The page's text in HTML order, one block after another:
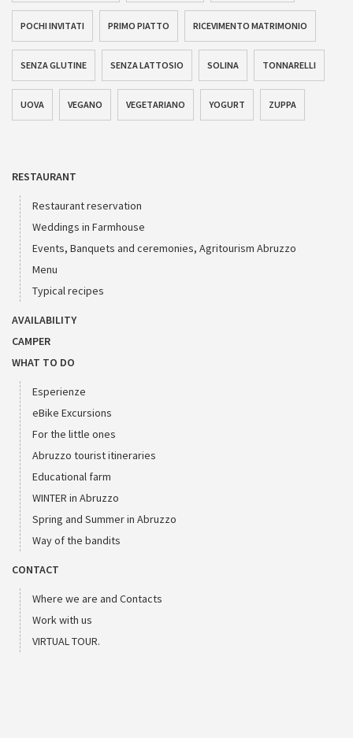
POCHI INVITATI PRIMO PIATTO RICEVIMENTO MATRIMONIO
SENZA GLUTINE SENZA LATTOSIO SOLINA TONNARELLI
UOVA VEGANO VEGETARIANO YOGURT ZUPPA
RESTAURANT
Restaurant reservation
Weddings in Farmhouse
Events, Banquets and ceremonies, Agritourism Abruzzo
Menu
Typical recipes
AVAILABILITY
CAMPER
WHAT TO DO
Esperienze
eBike Excursions
For the little ones
Abruzzo tourist itineraries
Educational farm
WINTER in Abruzzo
Spring and Summer in Abruzzo
Way of the bandits
CONTACT
Where we are and Contacts
Work with us
VIRTUAL TOUR.